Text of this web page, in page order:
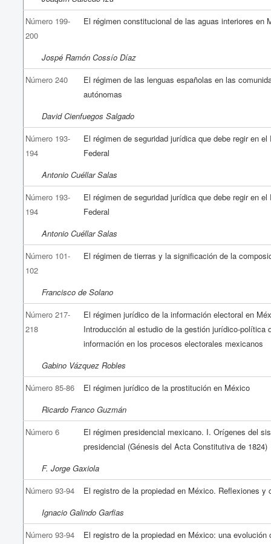
Número 199-
200
El régimen constitucional de las aguas interiores en
Jospé Ramón Cossío Díaz
Número 240
El régimen de las lenguas españolas en las
autónomas
David Cienfuegos Salgado
Número 193-
194
El régimen de seguridad jurídica que debe regir en el
Federal
Antonio Cuéllar Salas
Número 193-
194
El régimen de seguridad jurídica que debe regir en el
Federal
Antonio Cuéllar Salas
Número 101-
102
El régimen de tierras y la significación de la
Francisco de Solano
Número 217-
218
El régimen jurídico de la información electoral en
Introducción al estudio de la gestión jurídico-política
información en los procesos electorales mexicanos
Gabino Vázquez Robles
Número 85-86
El régimen jurídico de la prostitución en México
Ricardo Franco Guzmán
Número 6
El régimen presidencial mexicano. I. Orígenes del
presidencial (Génesis del Acta Constitutiva de 1824)
F. Jorge Gaxiola
Número 93-94
El registro de la propiedad en México. Reflexiones y
Ignacio Galindo Garfias
Número 93-94
El registro de la propiedad en México: una evolución